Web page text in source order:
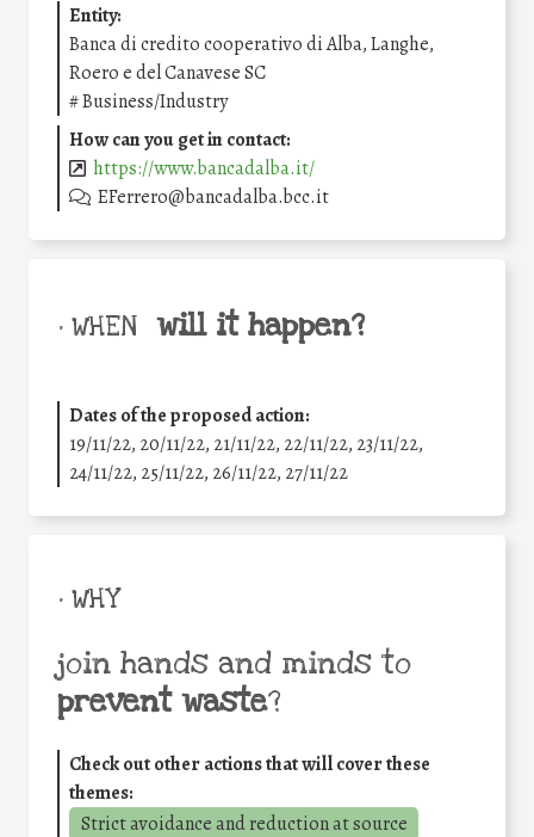
Entity:
Banca di credito cooperativo di Alba, Langhe,
Roero e del Canavese SC
#Business/Industry
How can you get in contact:
https://www.bancadalba.it/
EFerrero@bancadalba.bcc.it
• WHEN will it happen?
Dates of the proposed action:
19/11/22, 20/11/22, 21/11/22, 22/11/22, 23/11/22,
24/11/22, 25/11/22, 26/11/22, 27/11/22
• WHY
join hands and minds to
prevent waste?
Check out other actions that will cover these
themes:
Strict avoidance and reduction at source